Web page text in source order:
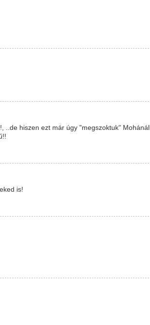
..de hiszen ezt már úgy "megszoktuk"
is!